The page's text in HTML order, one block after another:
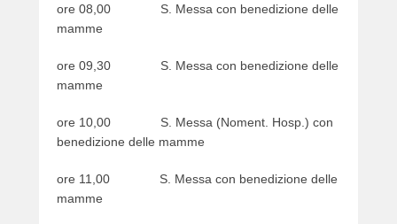
ore 08,00 S. Messa con benedizione delle
mamme
ore 09,30 S. Messa con benedizione delle
mamme
ore 10,00 S. Messa (Noment. Hosp.) con
benedizione delle mamme
ore 11,00 S. Messa con benedizione delle
mamme